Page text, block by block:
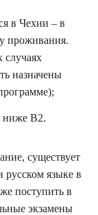
в Чехии – в
проживания.
случаях
назначены
ниже В2.
существует
русском языке в
поступить в
экзамены